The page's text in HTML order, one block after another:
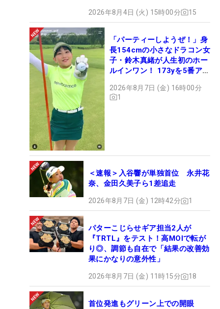
2026年8月4日 (火) 15時00分 15
「パーティーしようぜ！」身
長154cmの小さなドラコン女
子・鈴木真緒が人生初のホー
ルインワン！ 173yを5番アイ
2026年8月7日 (金) 16時00分
1
＜速報＞入谷響が単独首位 永井花
奈、金田久美子ら1差追走
2026年8月7日 (金) 12時42分 1
パターこじらせギア担当2人が
『TRTL』をテスト！高MOIで転が
り◎、調節も自在で「結果の改善効
果にかなりの意外性」
2026年8月7日 (金) 11時15分 18
首位発進もグリーン上での開眼